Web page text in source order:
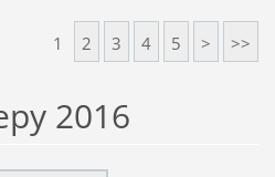
1 2 3 4 5 > >>
2016